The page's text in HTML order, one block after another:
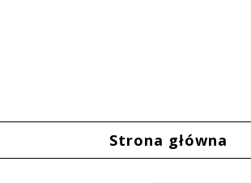
Strona główna